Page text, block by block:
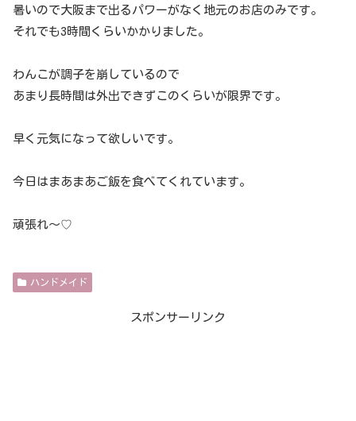
暑いので大阪まで出るパワーがなく地元のお店のみです。
それでも3時間くらいかかりました。
わんこが調子を崩しているので
あまり長時間は外出できずこのくらいが限界です。
早く元気になって欲しいです。
今日はまあまあご飯を食べてくれています。
頑張れ～♡
ハンドメイド
スポンサーリンク